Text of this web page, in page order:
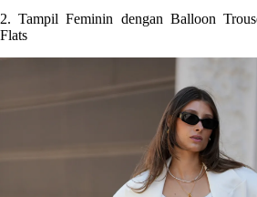
2. Tampil Feminin dengan Balloon
Flats